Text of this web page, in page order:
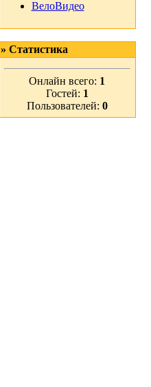
ВелоВидео
» Статистика
Онлайн всего: 1
Гостей: 1
Пользователей: 0